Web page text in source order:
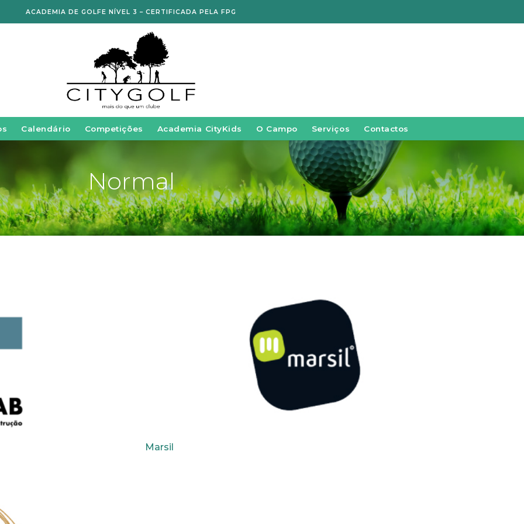
ACADEMIA DE GOLFE NÍVEL 3 – CERTIFICADA PELA FPG
Calendário Competições Academia CityKids O Campo Serviços Contactos
Normal
Marsil